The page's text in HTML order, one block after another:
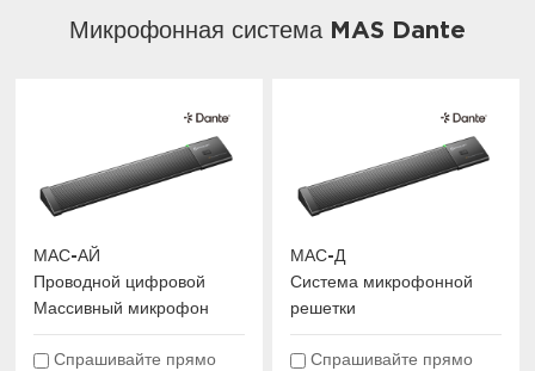
Микрофонная система MAS Dante
МАС-АЙ
Проводной цифровой
Массивный микрофон
Спрашивайте прямо
МАС-Д
Система микрофонной
решетки
Спрашивайте прямо